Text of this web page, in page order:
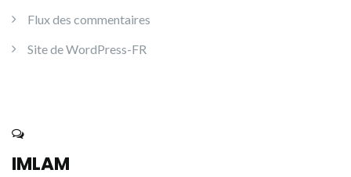
Flux des commentaires
Site de WordPress-FR
IMLAM